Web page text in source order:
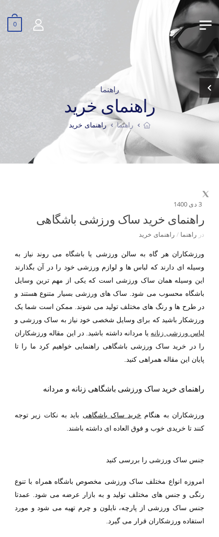
0
راهنما
راهنمای خرید
راهنما راهنمای خرید
3 دی 1400
راهنمای خرید ساک ورزشی باشگاهی
در راهنما / راهنمای خرید
ورزشکاران هر گاه به سالن ورزشی یا باشگاه می روند نیاز به
وسیله ای دارند که لباس ها و لوازم ورزشی خود را در آن بگذارند
این وسیله همان ساک ورزشی است که یکی از مهم ترین وسایل
باشگاه محسوب می شود. ساک های ورزشی بسیار متنوع هستند و
در طرح ها و رنگ های مختلف تولید می شوند. ممکن است شما یک
ورزشکار باشید که برای وسایل شخصی خود نیاز به ساک ورزشی و
لباس ورزشی زنانه یا مردانه داشته باشید. در این مقاله ورزشکاران
را در خرید ساک ورزشی باشگاهی راهنمایی خواهیم کرد ما را تا
پایان این مقاله همراهی کنید.
راهنمای خرید ساک ورزشی باشگاهی زنانه و مردانه
ورزشکاران به هنگام خرید ساک باشگاهی باید به نکات زیر توجه
کنند تا خریدی خوب و فوق العاده ای داشته باشند.
جنس ساک ورزشی را بررسی کنید
امروزه انواع مختلف ساک ورزشی مخصوص باشگاه همراه با تنوع
رنگی و جنس های مختلف تولید و به بازار عرضه می شود. عمدتا
جنس ساک ورزشی از پارچه، نایلون و چرم تهیه می شود و مورد
استفاده ورزشکاران قرار می گیرد.